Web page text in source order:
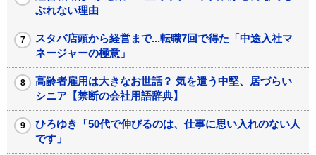
ぶれない理由
スタバ店頭から経営まで...転職7回で得た「中途入社マ
ネージャーの極意」
高齢者雇用は大きなお世話？ 気を遣う中堅、居づらい
シニア【禁断の会社用語辞典】
ひろゆき「50代で伸びるのは、仕事に思い入れのない人
です」